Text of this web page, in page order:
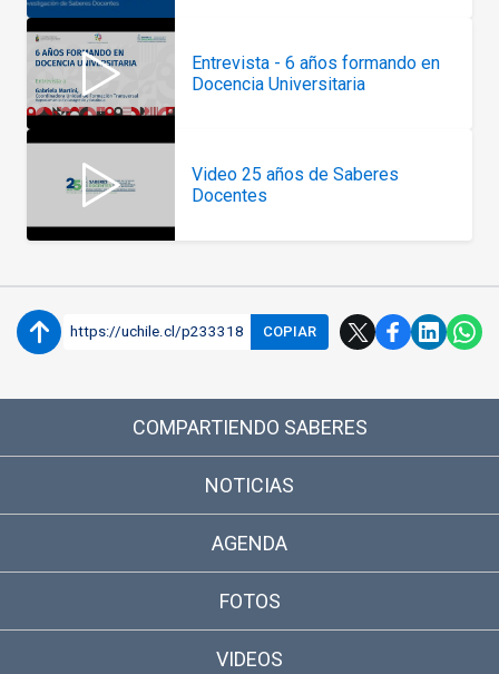
Entrevista - 6 años formando en
Docencia Universitaria
Video 25 años de Saberes
Docentes
https://uchile.cl/p233318 COPIAR
COMPARTIENDO SABERES
NOTICIAS
AGENDA
FOTOS
VIDEOS